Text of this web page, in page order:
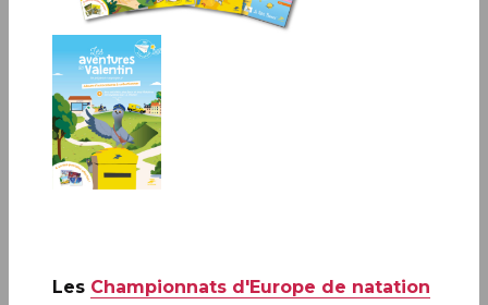
Les Championnats d'Europe de natation